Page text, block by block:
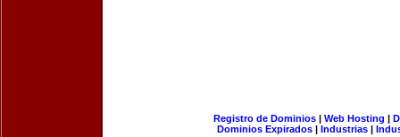
Registro de Dominios| Web Hosting |
Dominios Expirados | Industrias |